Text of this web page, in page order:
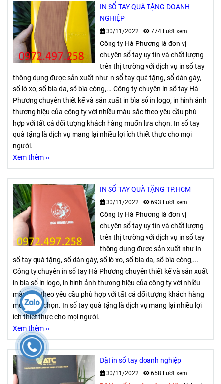
IN SỔ TAY QUÀ TẶNG DOANH
NGHIỆP
30/11/2022 | 774 Lượt xem
Công ty Hà Phương là đơn vị
chuyên sổ tay uy tín và chất lượng
trên thị trường với dịch vụ in sổ tay
thông dụng được sản xuất như in sổ tay quà tặng, sổ dán gáy,
sổ lò xo, sổ bìa da, sổ bìa còng,... Công ty chuyên in sổ tay Hà
Phương chuyên thiết kế và sản xuất in bìa sổ in logo, in hình ảnh
thương hiệu của công ty với nhiều màu sắc theo yêu cầu phù
hợp với tất cả đối tượng khách hàng muốn lựa chọn. In sổ tay
quà tặng là dịch vụ mang lại nhiều lợi ích thiết thực cho mọi
người.
Xem thêm ››
IN SỔ TAY QUÀ TẶNG TP.HCM
30/11/2022 | 693 Lượt xem
Công ty Hà Phương là đơn vị
chuyên sổ tay uy tín và chất lượng
trên thị trường với dịch vụ in sổ tay
thông dụng được sản xuất như in
sổ tay quà tặng, sổ dán gáy, sổ lò xo, sổ bìa da, sổ bìa còng,...
Công ty chuyên in sổ tay Hà Phương chuyên thiết kế và sản xuất
in bìa sổ in logo, in hình ảnh thương hiệu của công ty với nhiều
màu sắc theo yêu cầu phù hợp với tất cả đối tượng khách hàng
muốn lựa chọn. In sổ tay quà tặng là dịch vụ mang lại nhiều lợi
ích thiết thực cho mọi người.
Xem thêm ››
Đặt in sổ tay doanh nghiệp
30/11/2022 | 658 Lượt xem